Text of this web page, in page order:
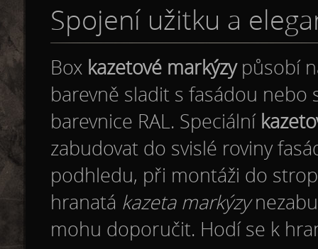
Spojení užitku a
Box kazetové markýzypůsobí
barevně sladit s fasádou
barevnice RAL. Speciální
zabudovat do svislé roviny
podhledu, při montáži do
hranatá kazeta markýzy
mohu doporučit. Hodí se k